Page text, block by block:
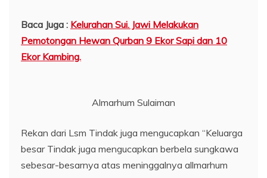
Baca Juga : Kelurahan Sui. Jawi Melakukan
Pemotongan Hewan Qurban 9 Ekor Sapi dan 10
Ekor Kambing.
Almarhum Sulaiman
Rekan dari Lsm Tindak juga mengucapkan “Keluarga
besar Tindak juga mengucapkan berbela sungkawa
sebesar-besarnya atas meninggalnya allmarhum